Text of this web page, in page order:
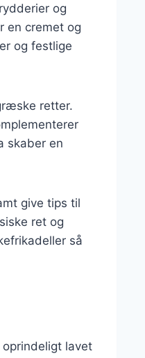
og
en cremet og
og festlige
retter.
skaber en
give tips til
ret og
så
lavet